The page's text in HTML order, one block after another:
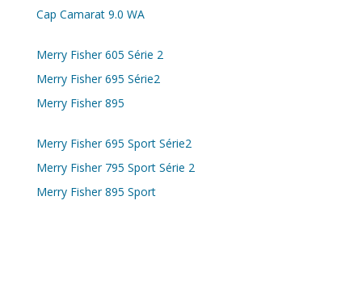
Cap Camarat 9.0 WA
Merry Fisher 605 Série 2
Merry Fisher 695 Série2
Merry Fisher 895
Merry Fisher 695 Sport Série2
Merry Fisher 795 Sport Série 2
Merry Fisher 895 Sport